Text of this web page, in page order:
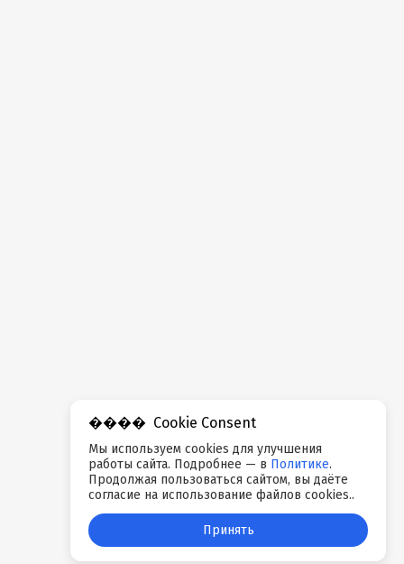
Cookie Consent
Мы используем cookies для улучшения
работы сайта. Подробнее — в Политике.
Продолжая пользоваться сайтом, вы даёте
согласие на использование файлов cookies..
Принять